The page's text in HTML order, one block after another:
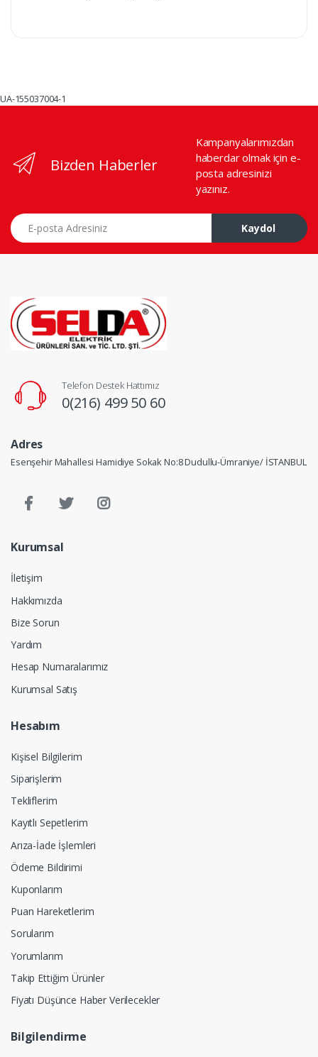
UA-155037004-1
Bizden Haberler
Kampanyalarımızdan
haberdar olmak için e-
posta adresinizi
yazınız.
E-posta Adresiniz
Kaydol
Telefon Destek Hattımız
0(216) 499 50 60
Adres
Esenşehir Mahallesi Hamidiye Sokak No:8 Dudullu-Ümraniye/ İSTANBUL
Kurumsal
İletişim
Hakkımızda
Bize Sorun
Yardım
Hesap Numaralarımız
Kurumsal Satış
Hesabım
Kişisel Bilgilerim
Siparişlerim
Tekliflerim
Kayıtlı Sepetlerim
Arıza-İade İşlemleri
Ödeme Bildirimi
Kuponlarım
Puan Hareketlerim
Sorularım
Yorumlarım
Takip Ettiğim Ürünler
Fiyatı Düşünce Haber Verilecekler
Bilgilendirme